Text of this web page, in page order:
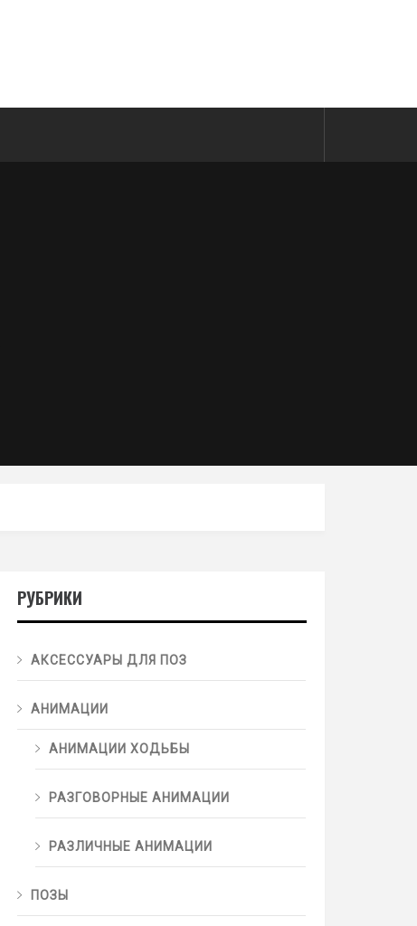
РУБРИКИ
АКСЕССУАРЫ ДЛЯ ПОЗ
АНИМАЦИИ
АНИМАЦИИ ХОДЬБЫ
РАЗГОВОРНЫЕ АНИМАЦИИ
РАЗЛИЧНЫЕ АНИМАЦИИ
ПОЗЫ